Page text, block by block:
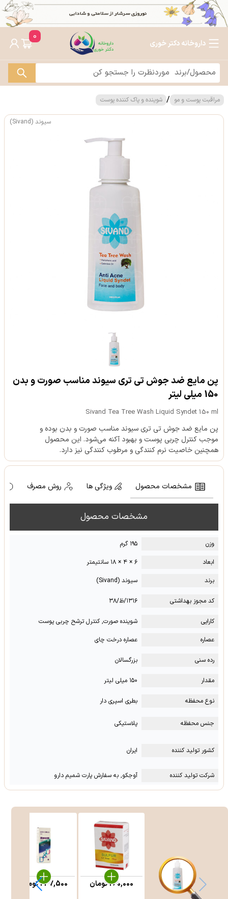
داروخانه دکتر خوری
0
مراقبت پوست و مو / شوینده و پاک کننده پوست
سیوند (Sivand)
پن مایع ضد جوش تی تری سیوند مناسب صورت و بدن
150 میلی لیتر
Sivand Tea Tree Wash Liquid Syndet 150 ml
پن مایع ضد جوش تی تری سیوند مناسب صورت و بدن بوده و
موجب کنترل چربی پوست و بهبود آکنه می‌شود. این محصول
همچنین خاصیت نرم کنندگی و مرطوب کنندگی نیز دارد.
مشخصات محصول ویژگی ها روش مصرف
مشخصات محصول
وزن
۱۹۵ گرم
ابعاد
۶ × ۴ × ۱۸ سانتیمتر
برند
سیوند (Sivand)
کد مجوز بهداشتی ۱۳۱۶/ظ/۳۸
کارایی
شوینده صورت, کنترل ترشح چربی پوست
عصاره
عصاره درخت چای
رده سنی بزرگسالان
مقدار ۱۵۰ میلی لیتر
نوع محفظه بطری اسپری دار
جنس محفظه پلاستیکی
کشور تولید کننده ایران
شرکت تولید کننده آوجکو, به سفارش پارت شمیم دارو
260,000تومان 247,500تومان